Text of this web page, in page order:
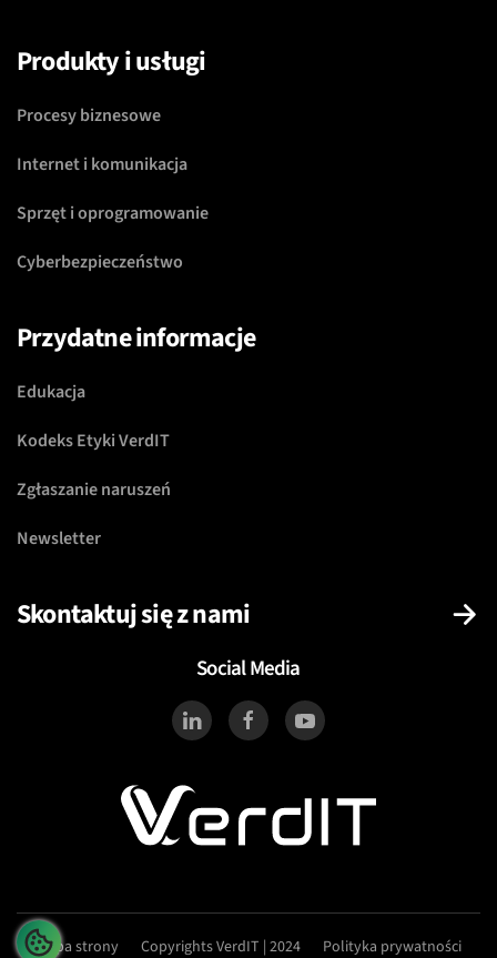
Produkty i usługi
Procesy biznesowe
Internet i komunikacja
Sprzęt i oprogramowanie
Cyberbezpieczeństwo
Przydatne informacje
Edukacja
Kodeks Etyki VerdIT
Zgłaszanie naruszeń
Newsletter
Skontaktuj się z nami
Social Media
Mapa strony Copyrights VerdIT | 2024 Polityka prywatności